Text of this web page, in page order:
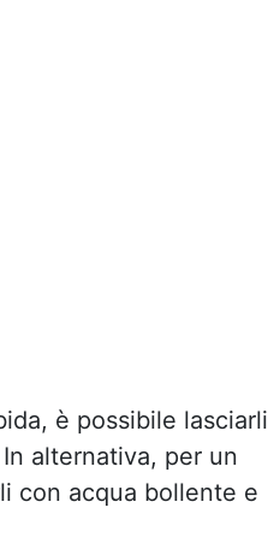
è possibile lasciarli
alternativa, per un
con acqua bollente e